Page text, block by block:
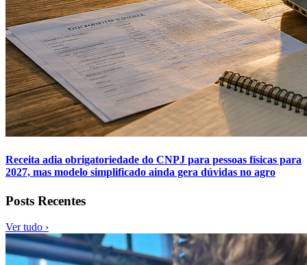
Receita adia obrigatoriedade do CNPJ para pessoas físicas para
2027, mas modelo simplificado ainda gera dúvidas no agro
Posts Recentes
Ver tudo ›